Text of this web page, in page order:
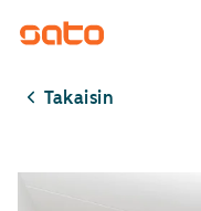
Takaisin